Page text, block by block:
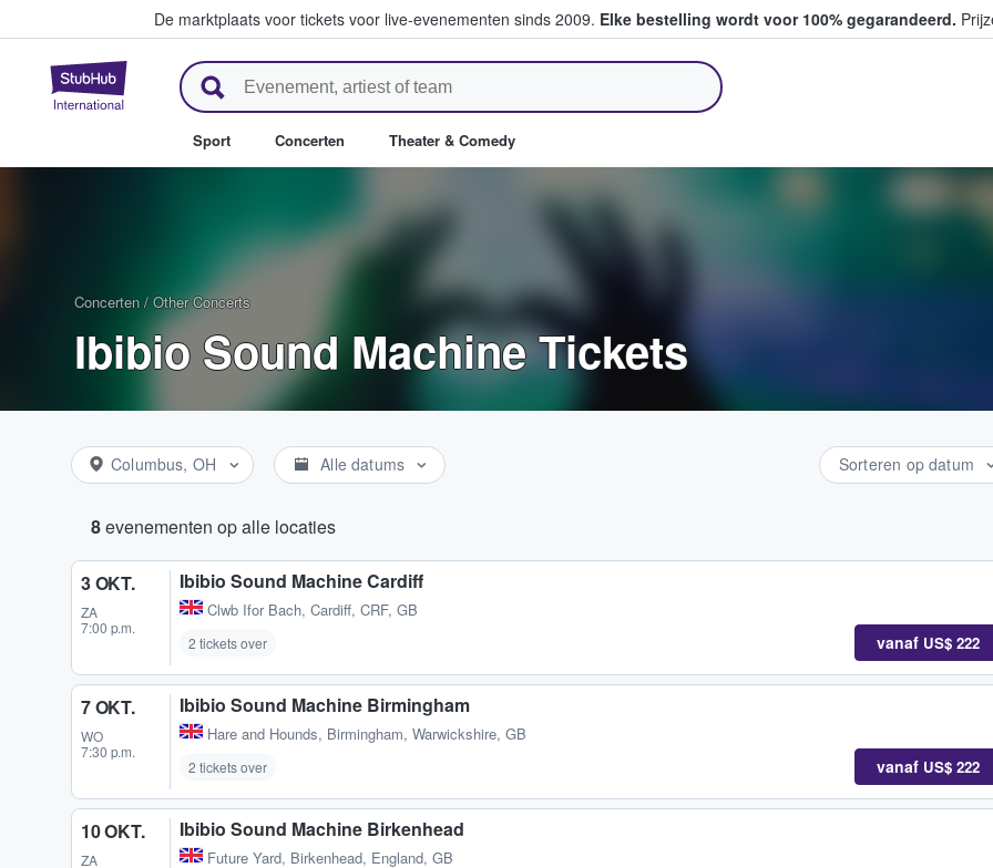
De marktplaats voor tickets voor live-evenementen sinds 2009. Elke bestelling wordt voor 100% gegarandeerd.
StubHub: waar fans tickets kopen en verkopen
Sport Concerten Theater & Comedy
Concerten / Other Concerts
Ibibio Sound Machine Tickets
Columbus, OH Alle datums Sorteren op datum
8evenementen op alle locaties
3 OKT.
ZA
7:00 p.m.
Ibibio Sound Machine Cardiff
Clwb Ifor Bach, Cardiff, CRF, GB
2 tickets over vanaf US$ 222
7 OKT.
WO
7:30 p.m.
Ibibio Sound Machine Birmingham
Hare and Hounds, Birmingham, Warwickshire, GB
2 tickets over vanaf US$ 222
10 OKT.
ZA
Ibibio Sound Machine Birkenhead
Future Yard, Birkenhead, England, GB